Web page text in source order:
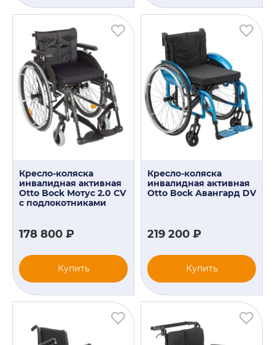
Кресло-коляска
инвалидная активная
Otto Bock Мотус 2.0 СV
с подлокотниками
178 800 ₽
Купить
Кресло-коляска
инвалидная активная
Otto Bock Авангард DV
219 200 ₽
Купить